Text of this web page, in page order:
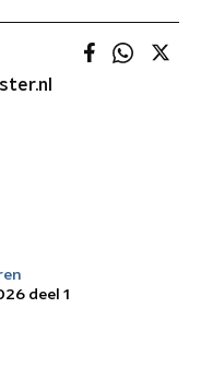
deel 1